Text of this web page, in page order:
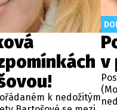
k nedožitým
v